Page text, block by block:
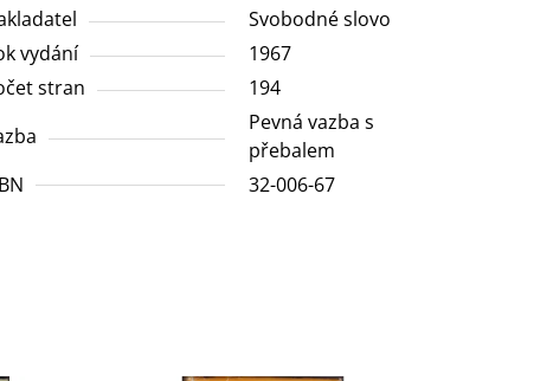
Svobodné slovo
vydání
1967
stran
194
Pevná vazba s
přebalem
32-006-67